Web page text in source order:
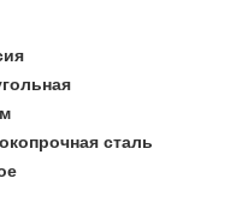
сталь